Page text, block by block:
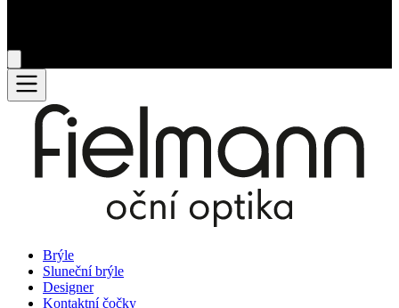
Brýle
Sluneční brýle
Designer
Kontaktní čočky